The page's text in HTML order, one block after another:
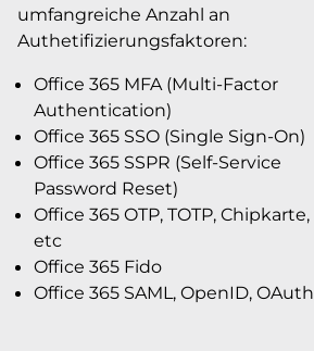
umfangreiche Anzahl an
Authetifizierungsfaktoren:
Office 365 MFA (Multi-Factor
Authentication)
Office 365 SSO (Single Sign-On)
Office 365 SSPR (Self-Service
Password Reset)
Office 365 OTP, TOTP, Chipkarte,
etc
Office 365 Fido
Office 365 SAML, OpenID, OAuth